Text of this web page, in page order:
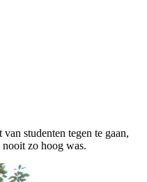
studenten tegen te gaan,
zo hoog was.